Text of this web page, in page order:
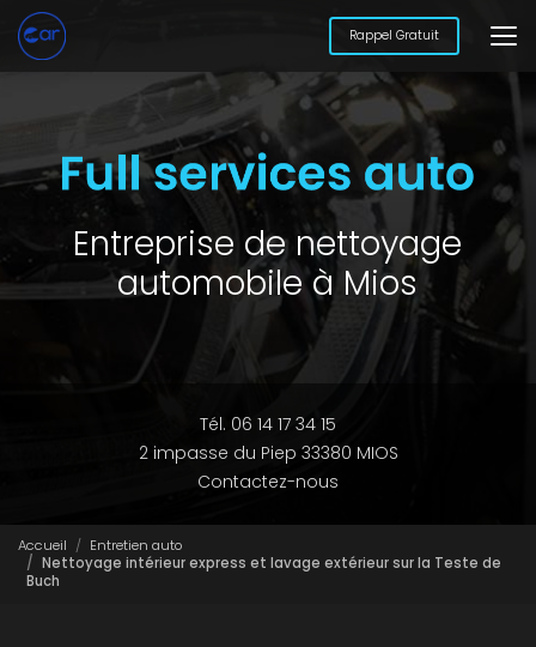
Aller
au
contenu
principal
Rappel Gratuit
Entreprise de nettoyage
automobile à Mios
Tél. 06 14 17 34 15
2 impasse du Piep 33380 MIOS
Contactez-nous
Accueil
Entretien auto
Nettoyage intérieur express et lavage extérieur sur la Teste de
Buch